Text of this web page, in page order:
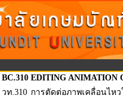
BC.310 EDITING ANIMATION
วท.310 การตัดต่อภาพเคลื่อนไห